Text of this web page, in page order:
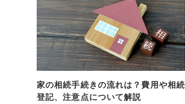
家の相続手続きの流れは？費用や相続
登記、注意点について解説